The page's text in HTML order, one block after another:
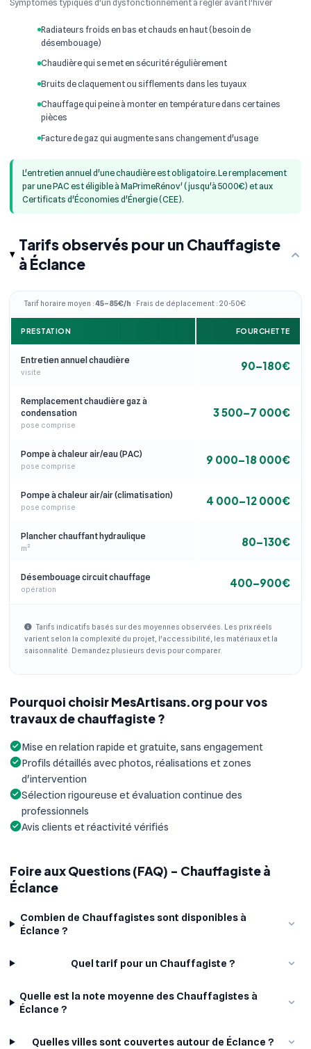
Symptômes typiques d'un dysfonctionnement à régler avant l'hiver
Radiateurs froids en bas et chauds en haut (besoin de
désembouage)
Chaudière qui se met en sécurité régulièrement
Bruits de claquement ou sifflements dans les tuyaux
Chauffage qui peine à monter en température dans certaines
pièces
Facture de gaz qui augmente sans changement d'usage
L'entretien annuel d'une chaudière est obligatoire. Le remplacement
par une PAC est éligible à MaPrimeRénov' (jusqu'à 5000€) et aux
Certificats d'Économies d'Énergie (CEE).
Tarifs observés pour un Chauffagiste
à Éclance
Tarif horaire moyen :45–85€/h · Frais de déplacement : 20-50€
PRESTATION FOURCHETTE
Entretien annuel chaudière
visite 90–180€
Remplacement chaudière gaz à
condensation
pose comprise
3 500–7 000€
Pompe à chaleur air/eau (PAC)
pose comprise 9 000–18 000€
Pompe à chaleur air/air (climatisation)
pose comprise 4 000–12 000€
Plancher chauffant hydraulique
m² 80–130€
Désembouage circuit chauffage
opération 400–900€
Tarifs indicatifs basés sur des moyennes observées. Les prix réels
varient selon la complexité du projet, l'accessibilité, les matériaux et la
saisonnalité. Demandez plusieurs devis pour comparer.
Pourquoi choisir MesArtisans.org pour vos
travaux de chauffagiste ?
Mise en relation rapide et gratuite, sans engagement
Profils détaillés avec photos, réalisations et zones
d'intervention
Sélection rigoureuse et évaluation continue des
professionnels
Avis clients et réactivité vérifiés
Foire aux Questions (FAQ) - Chauffagiste à
Éclance
Combien de Chauffagistes sont disponibles à
Éclance ?
Quel tarif pour un Chauffagiste ?
Quelle est la note moyenne des Chauffagistes à
Éclance ?
Quelles villes sont couvertes autour de Éclance ?